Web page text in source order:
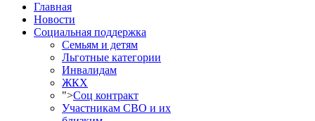
Главная
Новости
Социальная поддержка
Семьям и детям
Льготные категории
Инвалидам
ЖКХ
">Соц контракт
Участникам СВО и их